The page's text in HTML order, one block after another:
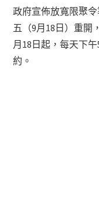
政府宣佈放寬限聚
五（9月18日）重開
月18日起，每天下
約。